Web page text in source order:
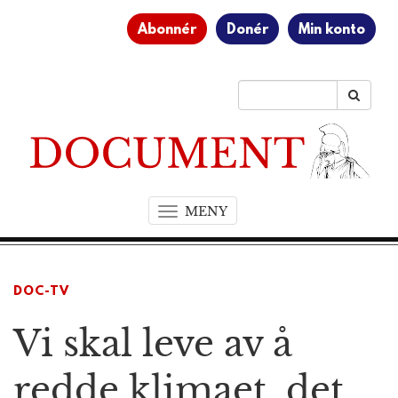
Abonnér Donér Min konto
MENYT
o
a
i
DOC-TV
Vi skal leve av å